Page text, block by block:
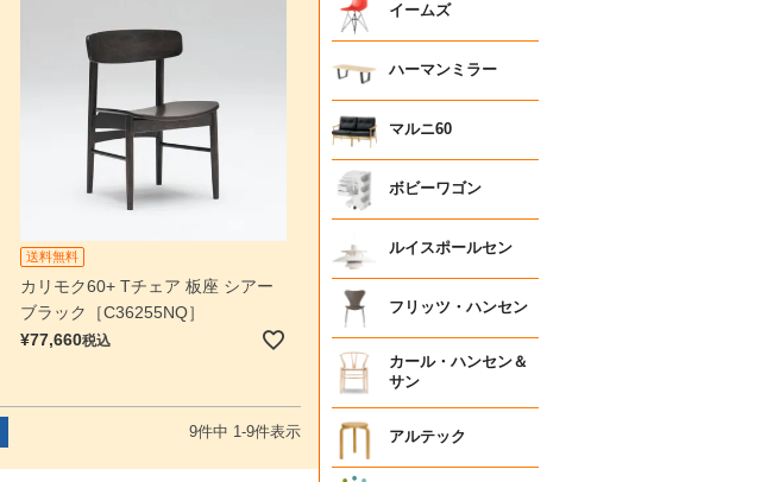
送料無料
カリモク60+ Tチェア 板座 シアー
ブラック［C36255NQ］
¥77,660税込
9件中 1-9件表示
イームズ
ハーマンミラー
マルニ60
ボビーワゴン
ルイスポールセン
フリッツ・ハンセン
カール・ハンセン＆
サン
アルテック